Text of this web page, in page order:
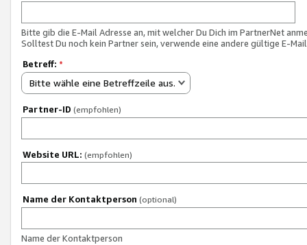
Bitte gib die E-Mail Adresse an, mit welcher Du Dich im PartnerNet
Solltest Du noch kein Partner sein, verwende eine andere gültige E-
Betreff: *
Bitte wähle eine Betreffzeile aus.
Partner-ID (empfohlen)
Website URL: (empfohlen)
Name der Kontaktperson (optional)
Name der Kontaktperson